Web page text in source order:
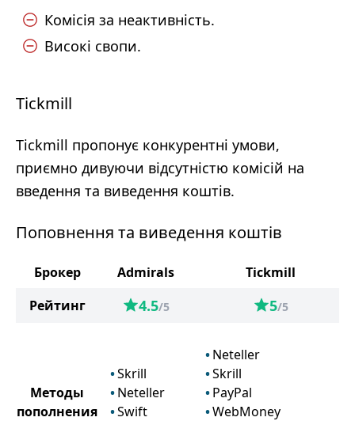
Комісія за неактивність.
Високі свопи.
Tickmill
Tickmill пропонує конкурентні умови,
приємно дивуючи відсутністю комісій на
введення та виведення коштів.
Поповнення та виведення коштів
Брокер Admirals
Tickmill
Рейтинг
4.5/5 5/5
Методы
пополнения
Skrill
Neteller
Swift
Neteller
Skrill
PayPal
WebMoney